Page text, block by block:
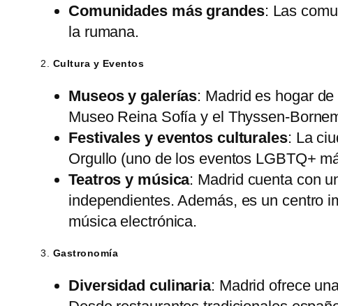
Comunidades más grandes: Las
la rumana.
2. Cultura y Eventos
Museos y galerías: Madrid es hogar
Museo Reina Sofía y el Thyssen-
Festivales y eventos culturales: La
Orgullo (uno de los eventos LGBTQ+
Teatros y música: Madrid cuenta con
independientes. Además, es un centro
música electrónica.
3. Gastronomía
Diversidad culinaria: Madrid ofrece